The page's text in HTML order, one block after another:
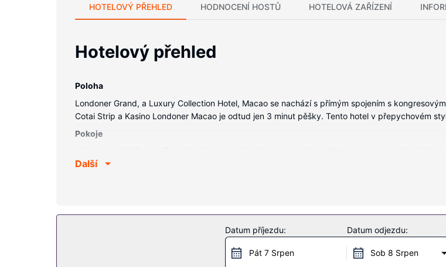
HOTELOVÝ PŘEHLED HODNOCENÍ HOSTŮ HOTELOVÁ ZAŘÍZENÍ
Hotelový přehled
Poloha
Londoner Grand, a Luxury Collection Hotel, Macao se nachází s přímým spojením s
Cotai Strip a Kasino Londoner Macao je odtud jen 3 minut pěšky. Tento hotel v přepychovém
Pokoje
zajistí spojení se světem a televize, která nabízí satelitní kanály, dobrou zábavu. Soukromé
Wellness centrum nabízí následující služby: masáže. Můžete využít širokou nabídku
nepřetržitým provozem. Součástí vybavení jsou také bezdrátový internet zdarma, rozšířené
Další
Datum příjezdu:
Pát 7 Srpen
Datum odjezdu:
Sob 8 Srpen